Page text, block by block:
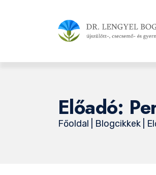
Előadó:
Főoldal Blogcikkek |